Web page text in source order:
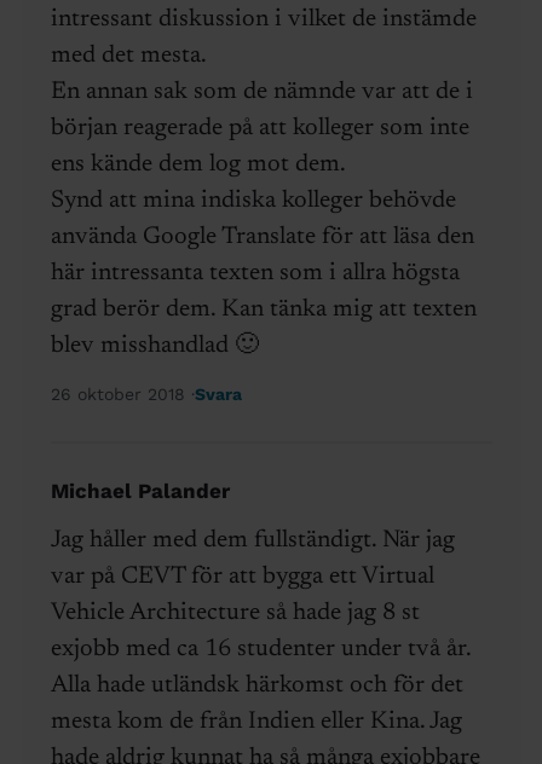
intressant diskussion i vilket de instämde
med det mesta.
En annan sak som de nämnde var att de i
början reagerade på att kolleger som inte
ens kände dem log mot dem.
Synd att mina indiska kolleger behövde
använda Google Translate för att läsa den
här intressanta texten som i allra högsta
grad berör dem. Kan tänka mig att texten
blev misshandlad 🙂
26 oktober 2018 Svara
Michael Palander
Jag håller med dem fullständigt. När jag
var på CEVT för att bygga ett Virtual
Vehicle Architecture så hade jag 8 st
exjobb med ca 16 studenter under två år.
Alla hade utländsk härkomst och för det
mesta kom de från Indien eller Kina. Jag
hade aldrig kunnat ha så många exjobbare